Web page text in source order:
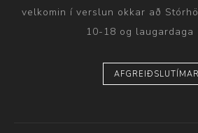
velkomin í verslun okkar að
10-18 og laugardaga
AFGREIÐSLUTÍMAR